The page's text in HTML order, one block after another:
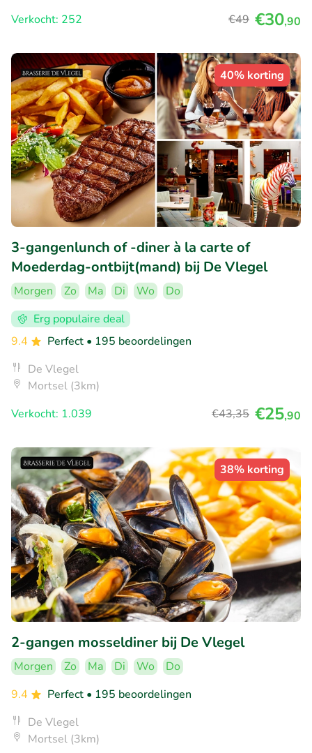
Verkocht: 252
€49 €30,90
40% korting
3-gangenlunch of -diner à la carte of
Moederdag-ontbijt(mand) bij De Vlegel
Morgen Zo Ma Di Wo
Do
Erg populaire deal
9.4
Perfect • 195 beoordelingen
De Vlegel
Mortsel (3km)
Verkocht: 1.039
€43,35 €25,90
38% korting
2-gangen mosseldiner bij De Vlegel
Morgen Zo Ma Di Wo
Do
9.4
Perfect • 195 beoordelingen
De Vlegel
Mortsel (3km)